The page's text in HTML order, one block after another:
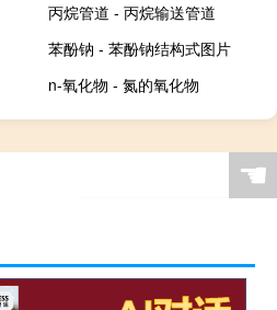
丙烷管道 - 丙烷输送管道
苯酚钠 - 苯酚钠结构式图片
n-氧化物 - 氮的氧化物
☚